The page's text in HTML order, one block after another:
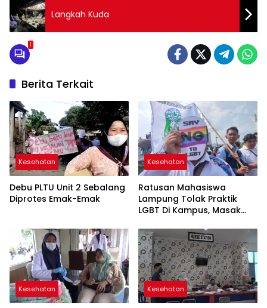
Langkah Kuda
1
Berita Terkait
Kesehatan
Debu PLTU Unit 2 Sebalang
Diprotes Emak-Emak
Kesehatan
Ratusan Mahasiswa
Lampung Tolak Praktik
LGBT Di Kampus, Masak
Kesehatan Kesehatan